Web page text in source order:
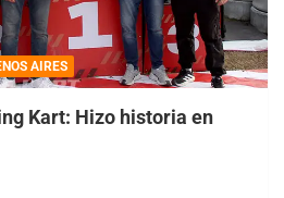
AIRES
Kart: Hizo historia en